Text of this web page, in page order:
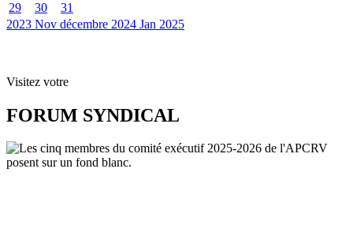
29
30
31
2023 Nov décembre 2024 Jan 2025
Visitez votre
FORUM SYNDICAL